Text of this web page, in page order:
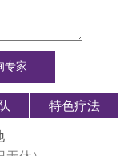
特色疗法